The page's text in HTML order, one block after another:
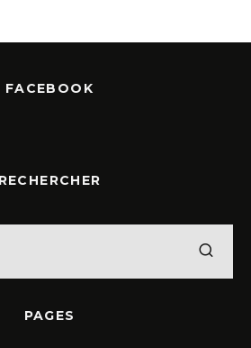
FACEBOOK
RECHERCHER
PAGES